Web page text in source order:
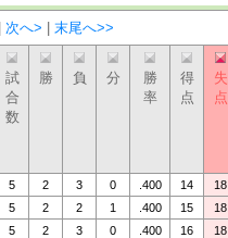
次へ> 末尾へ>>
試
合
数
勝 負 分
勝
率
得
点
失
点
5 2 3 0 .400 14 18
5 2 2 1 .400 15 18
5 2 3 0 .400 16 18